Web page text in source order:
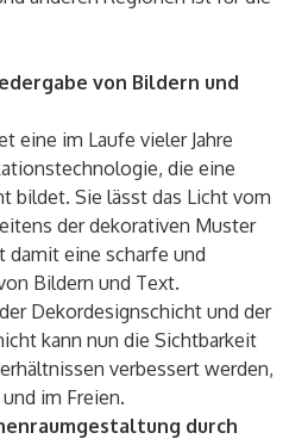
von Bildern und
eine im Laufe vieler Jahre
die eine
bildet. Sie lässt das Licht vom
der dekorativen Muster
damit eine scharfe und
Bildern und Text.
Dekordesignschicht und der
kann nun die Sichtbarkeit
verbessert werden,
im Freien.
durch